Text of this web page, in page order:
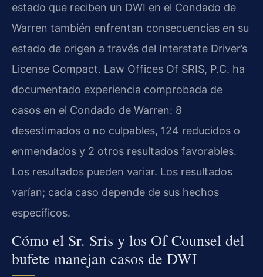
estado que reciben un DWI en el Condado de
Warren también enfrentan consecuencias en su
estado de origen a través del Interstate Driver’s
License Compact. Law Offices Of SRIS, P.C. ha
documentado experiencia comprobada de
casos en el Condado de Warren: 8
desestimados o no culpables, 124 reducidos o
enmendados y 2 otros resultados favorables.
Los resultados pueden variar. Los resultados
varían; cada caso depende de sus hechos
específicos.
Cómo el Sr. Sris y los Of Counsel del
bufete manejan casos de DWI